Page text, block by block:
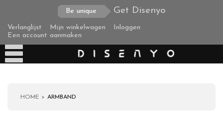
Be unique Get Disenyo
Verlanglijst Mijn winkelwagen
Inloggen
Een account aanmaken
HOME ARMBAND